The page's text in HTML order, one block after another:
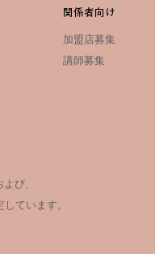
エントリー開始～
関係者向け
加盟店募集
講師募集
び、
ています。